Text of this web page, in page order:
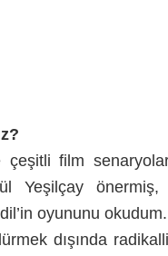
çeşitli film
Yeşilçay
oyununu
dışında